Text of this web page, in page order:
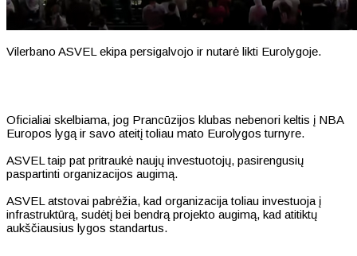
Vilerbano ASVEL ekipa persigalvojo ir nutarė likti Eurolygoje.
Oficialiai skelbiama, jog Prancūzijos klubas nebenori keltis į NBA
Europos lygą ir savo ateitį toliau mato Eurolygos turnyre.
ASVEL taip pat pritraukė naujų investuotojų, pasirengusių
paspartinti organizacijos augimą.
ASVEL atstovai pabrėžia, kad organizacija toliau investuoja į
infrastruktūrą, sudėtį bei bendrą projekto augimą, kad atitiktų
aukščiausius lygos standartus.